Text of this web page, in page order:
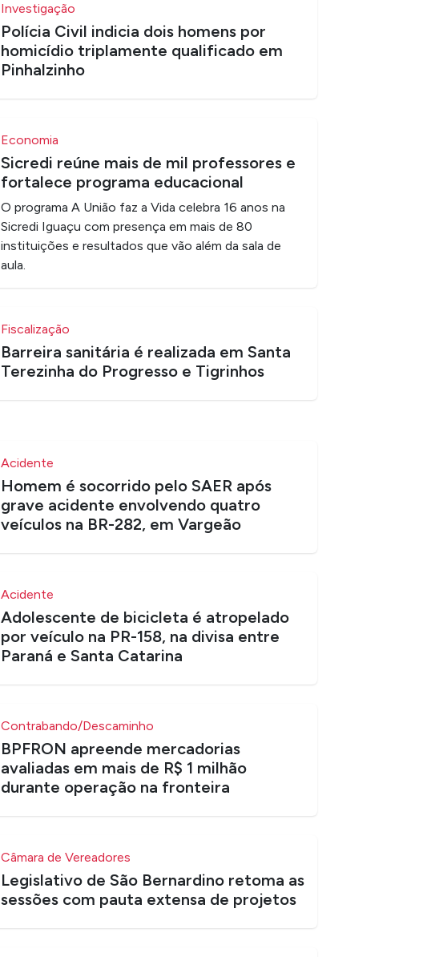
Investigação
Polícia Civil indicia dois homens por
homicídio triplamente qualificado em
Pinhalzinho
Economia
Sicredi reúne mais de mil professores e
fortalece programa educacional
O programa A União faz a Vida celebra 16 anos na
Sicredi Iguaçu com presença em mais de 80
instituições e resultados que vão além da sala de
aula.
Fiscalização
Barreira sanitária é realizada em Santa
Terezinha do Progresso e Tigrinhos
Acidente
Homem é socorrido pelo SAER após
grave acidente envolvendo quatro
veículos na BR-282, em Vargeão
Acidente
Adolescente de bicicleta é atropelado
por veículo na PR-158, na divisa entre
Paraná e Santa Catarina
Contrabando/Descaminho
BPFRON apreende mercadorias
avaliadas em mais de R$ 1 milhão
durante operação na fronteira
Câmara de Vereadores
Legislativo de São Bernardino retoma as
sessões com pauta extensa de projetos